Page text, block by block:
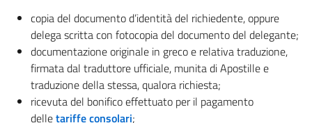
copia del documento d’identità del richiedente, oppure
delega scritta con fotocopia del documento del delegante;
documentazione originale in greco e relativa traduzione,
firmata dal traduttore ufficiale, munita di Apostille e
traduzione della stessa, qualora richiesta;
ricevuta del bonifico effettuato per il pagamento
delletariffe consolari;